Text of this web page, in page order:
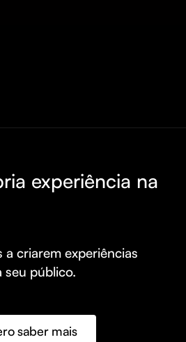
experiência na
criarem experiências
seu público.
saber mais